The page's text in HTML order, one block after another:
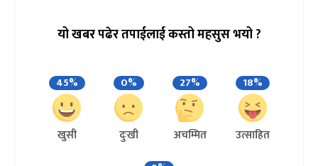
यो खबर पढेर तपाईलाई कस्तो महसुस भयो ?
45%
खुसी
0%
दुःखी
27%
अचम्मित
18%
उत्साहित